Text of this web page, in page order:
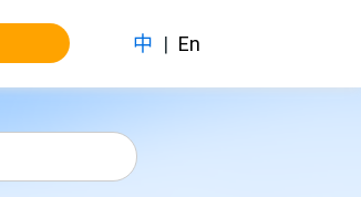
中 | En